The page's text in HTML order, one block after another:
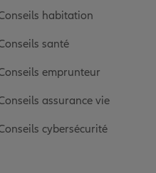
habitation
santé
emprunteur
assurance vie
cybersécurité